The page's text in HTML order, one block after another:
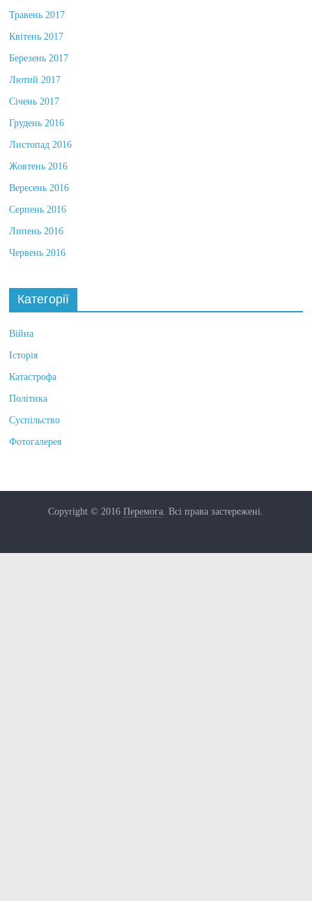
Травень 2017
Квітень 2017
Березень 2017
Лютий 2017
Січень 2017
Грудень 2016
Листопад 2016
Жовтень 2016
Вересень 2016
Серпень 2016
Липень 2016
Червень 2016
Категорії
Війна
Історія
Катастрофа
Політика
Суспільство
Фотогалерея
Copyright © 2016Перемога. Всі права застережені.